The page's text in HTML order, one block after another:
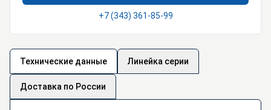
+7 (343) 361-85-99
Технические данные Линейка серии
Доставка по России